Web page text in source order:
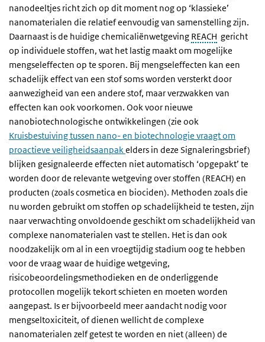
nanodeeltjes richt zich op dit moment nog op ‘klassieke’
nanomaterialen die relatief eenvoudig van samenstelling zijn.
Daarnaast is de huidige chemicaliënwetgeving REACH gericht
op individuele stoffen, wat het lastig maakt om mogelijke
mengseleffecten op te sporen. Bij mengseleffecten kan een
schadelijk effect van een stof soms worden versterkt door
aanwezigheid van een andere stof, maar verzwakken van
effecten kan ook voorkomen. Ook voor nieuwe
nanobiotechnologische ontwikkelingen (zie ook
Kruisbestuiving tussen nano- en biotechnologie vraagt om
proactieve veiligheidsaanpakelders in deze Signaleringsbrief)
blijken gesignaleerde effecten niet automatisch ‘opgepakt’ te
worden door de relevante wetgeving over stoffen (REACH) en
producten (zoals cosmetica en biociden). Methoden zoals die
nu worden gebruikt om stoffen op schadelijkheid te testen, zijn
naar verwachting onvoldoende geschikt om schadelijkheid van
complexe nanomaterialen vast te stellen. Het is dan ook
noodzakelijk om al in een vroegtijdig stadium oog te hebben
voor de vraag waar de huidige wetgeving,
risicobeoordelingsmethodieken en de onderliggende
protocollen mogelijk tekort schieten en moeten worden
aangepast. Is er bijvoorbeeld meer aandacht nodig voor
mengseltoxiciteit, of dienen wellicht de complexe
nanomaterialen zelf getest te worden en niet (alleen) de